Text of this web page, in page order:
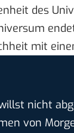
des
mit
nicht
von